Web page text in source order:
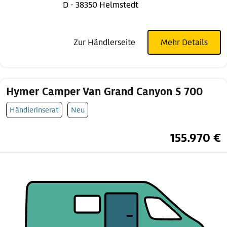
D - 38350 Helmstedt
Zur Händlerseite Mehr Details
Hymer Camper Van Grand Canyon S 700
Händlerinserat Neu
155.970 €